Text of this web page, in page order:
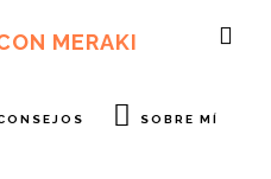
MERAKI
SOBRE MÍ